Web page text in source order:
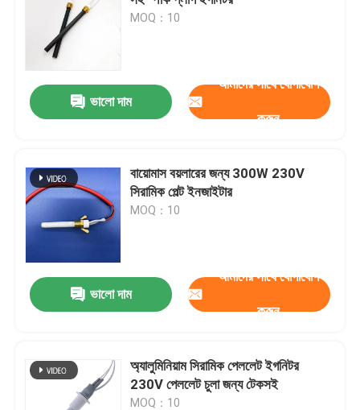
সিরামিক ইগনিটর
সিলিকন নাইট্রাইড ইনজাইটার
সিরামিক হিটিং প্লেট
সিরামিক ওজোন জেনারেটর
বাণিজ্যিক ওজোন মেশিন
MOQ：10
ভালো দাম
আমাদের সাথে যোগাযোগ
করুন
বায়োমাস বয়লারের জন্য 300W 230V
সিরামিক পেল্ট ইনজাইটার
MOQ：10
ভালো দাম
আমাদের সাথে যোগাযোগ
করুন
অ্যালুমিনিয়াম সিরামিক পেললেট ইগনিটর
230V পেললেট চুলা জন্য টেকসই
MOQ：10